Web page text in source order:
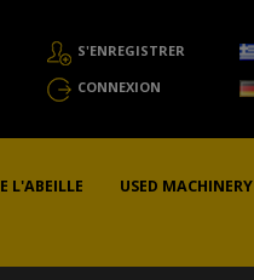
S'ENREGISTRER
CONNEXION
L'ABEILLE
USED MACHINERY